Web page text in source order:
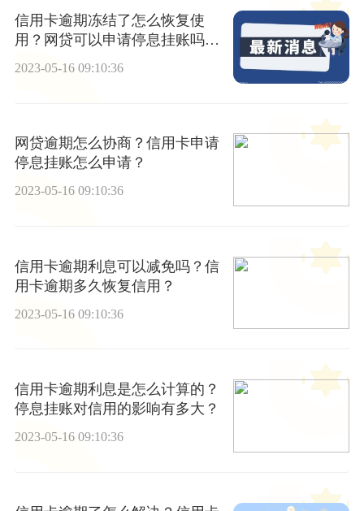
信用卡逾期冻结了怎么恢复使
用？网贷可以申请停息挂账吗？
每日热门
2023-05-16 09:10:36
网贷逾期怎么协商？信用卡申请
停息挂账怎么申请？
2023-05-16 09:10:36
信用卡逾期利息可以减免吗？信
用卡逾期多久恢复信用？
2023-05-16 09:10:36
信用卡逾期利息是怎么计算的？
停息挂账对信用的影响有多大？
2023-05-16 09:10:36